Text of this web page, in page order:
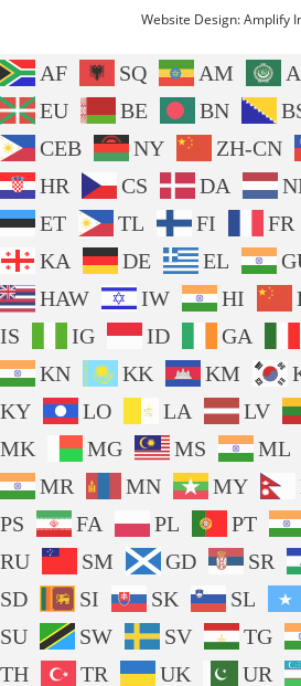
Website Design:Amplify
AF SQ AM
EU
BE BN
CEB
NY ZH-CN
HR
CS DA
ET
TL FI FR
KA
DE EL
HAW
IW HI
IS
IG ID GA
KN
KK KM
KY
LO LA LV
MK
MG MS ML
MR
MN MY
PS
FA PL PT
RU
SM GD SR
SD
SI SK SL
SU
SW SV TG
TH
TR UK UR